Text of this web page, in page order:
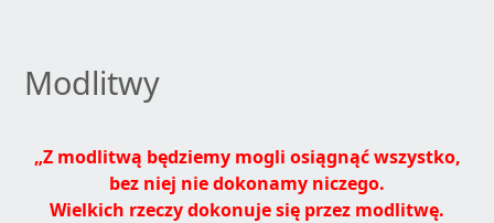
Modlitwy
„Z modlitwą będziemy mogli osiągnąć wszystko,
bez niej nie dokonamy niczego.
Wielkich rzeczy dokonuje się przez modlitwę.